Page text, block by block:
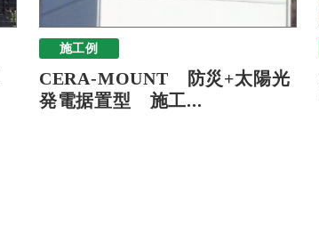
施工例
CERA-MOUNT 防災+太陽光
発電据置型 施工...